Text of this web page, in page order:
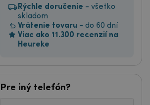
Rýchle doručenie - všetko
skladom
Vrátenie tovaru - do 60 dní
Viac ako 11.300 recenzií na
Heureke
Pre iný telefón?